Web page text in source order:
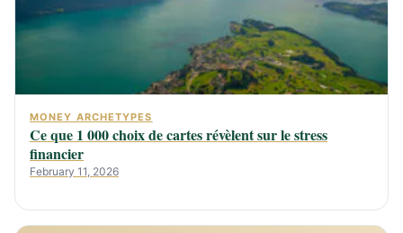
MONEY ARCHETYPES
Ce que 1 000 choix de cartes révèlent sur le stress
financier
February 11, 2026